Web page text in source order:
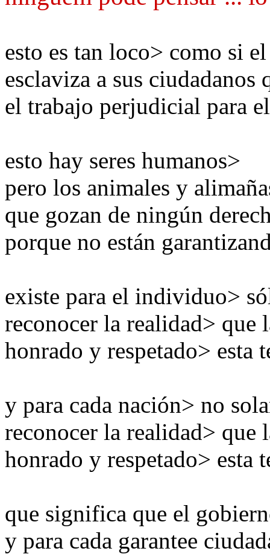
esto es tan loco> como si
esclaviza a sus ciudadanos
el trabajo perjudicial para
esto hay seres humanos>
pero los animales y
que gozan de ningún
porque no están
existe para el individuo>
reconocer la realidad> que
honrado y respetado> esta
y para cada nación> no
reconocer la realidad> que
honrado y respetado> esta
que significa que el
y para cada garantee